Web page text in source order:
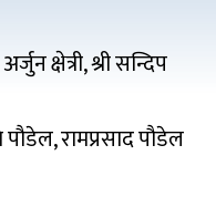
क्षेत्री, श्री सन्दिप
रामप्रसाद पौडेल